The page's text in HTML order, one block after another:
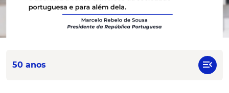
50 anos menu_open